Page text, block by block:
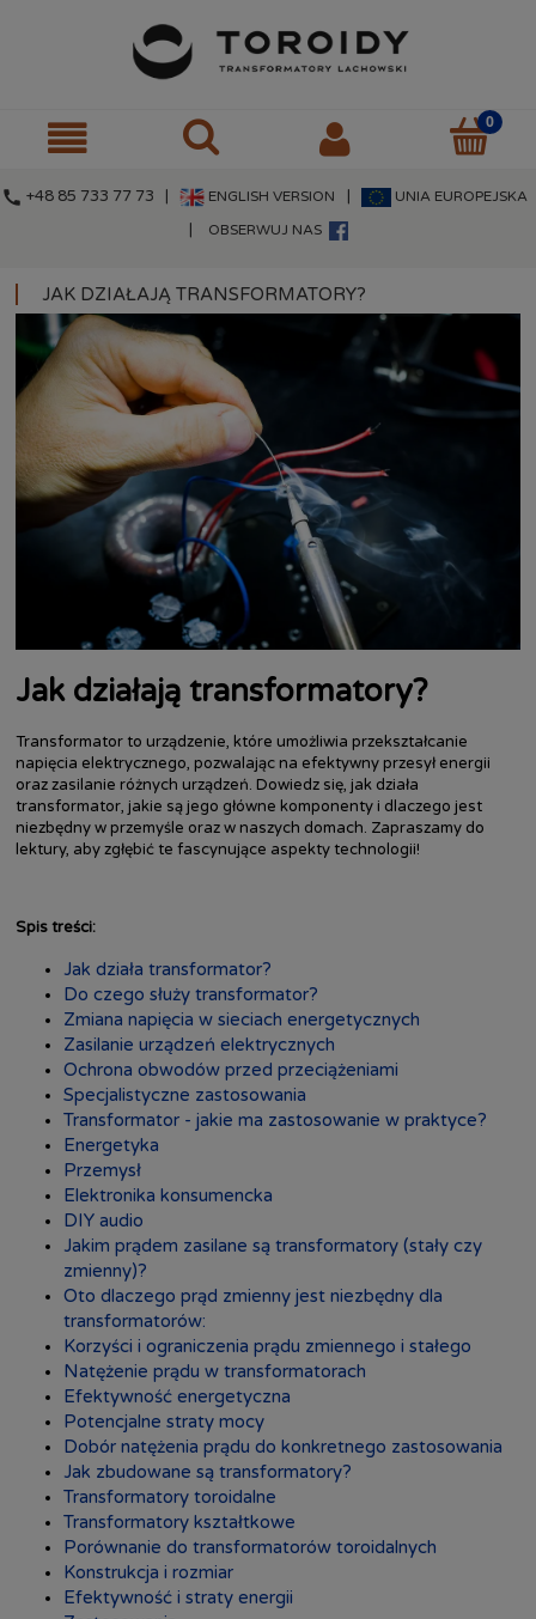
call +48 85 733 77 73 | ENGLISH VERSION UNIA EUROPEJSKA
OBSERWUJ NAS
JAK DZIAŁAJĄ TRANSFORMATORY?
Jak działają transformatory?
Transformator to urządzenie, które umożliwia przekształcanie
napięcia elektrycznego, pozwalając na efektywny przesył energii
oraz zasilanie różnych urządzeń. Dowiedz się, jak działa
transformator, jakie są jego główne komponenty i dlaczego jest
niezbędny w przemyśle oraz w naszych domach. Zapraszamy do
lektury, aby zgłębić te fascynujące aspekty technologii!
Spis treści:
Jak działa transformator?
Do czego służy transformator?
Zmiana napięcia w sieciach energetycznych
Zasilanie urządzeń elektrycznych
Ochrona obwodów przed przeciążeniami
Specjalistyczne zastosowania
Transformator - jakie ma zastosowanie w praktyce?
Energetyka
Przemysł
Elektronika konsumencka
DIY audio
Jakim prądem zasilane są transformatory (stały czy
zmienny)?
Oto dlaczego prąd zmienny jest niezbędny dla
transformatorów:
Korzyści i ograniczenia prądu zmiennego i stałego
Natężenie prądu w transformatorach
Efektywność energetyczna
Potencjalne straty mocy
Dobór natężenia prądu do konkretnego zastosowania
Jak zbudowane są transformatory?
Transformatory toroidalne
Transformatory kształtkowe
Porównanie do transformatorów toroidalnych
Konstrukcja i rozmiar
Efektywność i straty energii